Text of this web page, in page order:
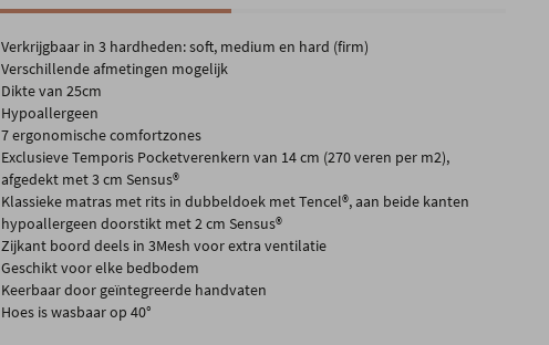
Verkrijgbaar in 3 hardheden: soft, medium en hard (firm)
Verschillende afmetingen mogelijk
Dikte van 25cm
Hypoallergeen
7 ergonomische comfortzones
Exclusieve Temporis Pocketverenkern van 14 cm (270 veren per m2),
afgedekt met 3 cm Sensus®
Klassieke matras met rits in dubbeldoek met Tencel®, aan beide kanten
hypoallergeen doorstikt met 2 cm Sensus®
Zijkant boord deels in 3Mesh voor extra ventilatie
Geschikt voor elke bedbodem
Keerbaar door geïntegreerde handvaten
Hoes is wasbaar op 40°